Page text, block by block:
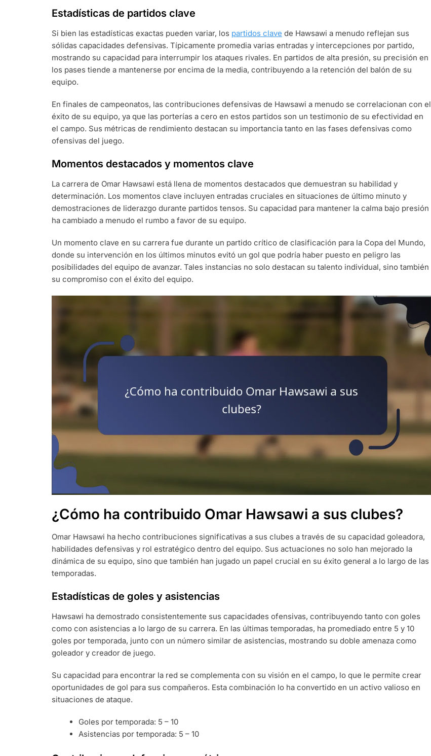
Estadísticas de partidos clave
Si bien las estadísticas exactas pueden variar, los partidos clave de Hawsawi a menudo reflejan sus
sólidas capacidades defensivas. Típicamente promedia varias entradas y intercepciones por partido,
mostrando su capacidad para interrumpir los ataques rivales. En partidos de alta presión, su precisión en
los pases tiende a mantenerse por encima de la media, contribuyendo a la retención del balón de su
equipo.
En finales de campeonatos, las contribuciones defensivas de Hawsawi a menudo se correlacionan con el
éxito de su equipo, ya que las porterías a cero en estos partidos son un testimonio de su efectividad en
el campo. Sus métricas de rendimiento destacan su importancia tanto en las fases defensivas como
ofensivas del juego.
Momentos destacados y momentos clave
La carrera de Omar Hawsawi está llena de momentos destacados que demuestran su habilidad y
determinación. Los momentos clave incluyen entradas cruciales en situaciones de último minuto y
demostraciones de liderazgo durante partidos tensos. Su capacidad para mantener la calma bajo presión
ha cambiado a menudo el rumbo a favor de su equipo.
Un momento clave en su carrera fue durante un partido crítico de clasificación para la Copa del Mundo,
donde su intervención en los últimos minutos evitó un gol que podría haber puesto en peligro las
posibilidades del equipo de avanzar. Tales instancias no solo destacan su talento individual, sino también
su compromiso con el éxito del equipo.
¿Cómo ha contribuido Omar Hawsawi a sus clubes?
Omar Hawsawi ha hecho contribuciones significativas a sus clubes a través de su capacidad goleadora,
habilidades defensivas y rol estratégico dentro del equipo. Sus actuaciones no solo han mejorado la
dinámica de su equipo, sino que también han jugado un papel crucial en su éxito general a lo largo de las
temporadas.
Estadísticas de goles y asistencias
Hawsawi ha demostrado consistentemente sus capacidades ofensivas, contribuyendo tanto con goles
como con asistencias a lo largo de su carrera. En las últimas temporadas, ha promediado entre 5 y 10
goles por temporada, junto con un número similar de asistencias, mostrando su doble amenaza como
goleador y creador de juego.
Su capacidad para encontrar la red se complementa con su visión en el campo, lo que le permite crear
oportunidades de gol para sus compañeros. Esta combinación lo ha convertido en un activo valioso en
situaciones de ataque.
Goles por temporada: 5 – 10
Asistencias por temporada: 5 – 10